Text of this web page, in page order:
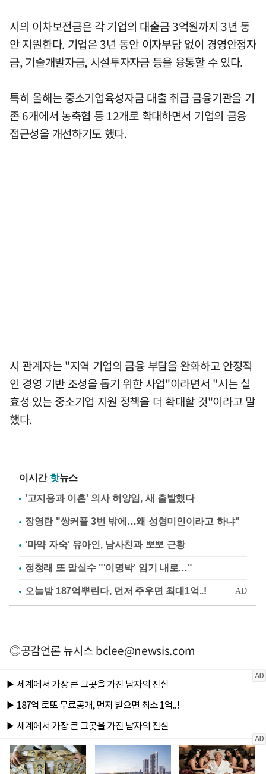
시의 이차보전금은 각 기업의 대출금 3억원까지 3년 동
안 지원한다. 기업은 3년 동안 이자부담 없이 경영안정자
금, 기술개발자금, 시설투자자금 등을 융통할 수 있다.
특히 올해는 중소기업육성자금 대출 취급 금융기관을 기
존 6개에서 농축협 등 12개로 확대하면서 기업의 금융
접근성을 개선하기도 했다.
시 관계자는 "지역 기업의 금융 부담을 완화하고 안정적
인 경영 기반 조성을 돕기 위한 사업"이라면서 "시는 실
효성 있는 중소기업 지원 정책을 더 확대할 것"이라고 말
했다.
이시간 핫뉴스
'고지용과 이혼' 의사 허양임, 새 출발했다
장영란 "쌍커풀 3번 밖에…왜 성형미인이라고 하냐"
'마약 자숙' 유아인, 남사친과 뽀뽀 근황
정청래 또 말실수 "'이명박' 임기 내로…"
◎공감언론 뉴시스bclee@newsis.com